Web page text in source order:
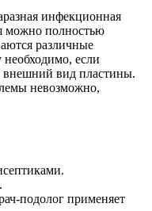
инфекционная
можно полностью
различные
если
внешний вид пластины.
невозможно,
подолог применяет